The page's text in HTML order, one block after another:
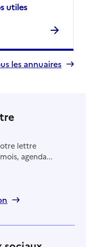
utiles
les annuaires
lettre
agenda...